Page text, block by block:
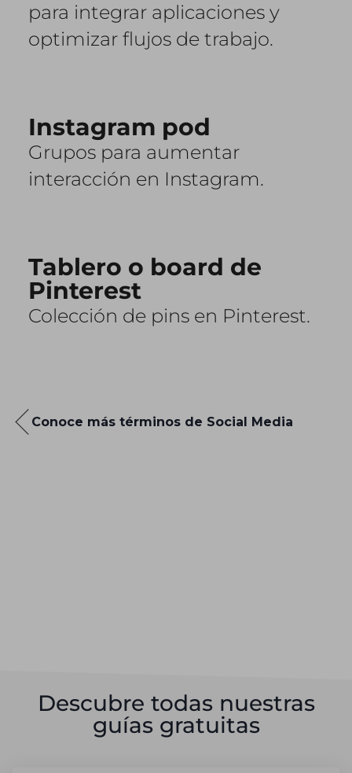
para integrar aplicaciones y
optimizar flujos de trabajo.
Instagram pod
Grupos para aumentar
interacción en Instagram.
Tablero o board de
Pinterest
Colección de pins en Pinterest.
Conoce más términos de Social Media
Descubre todas nuestras
guías gratuitas